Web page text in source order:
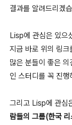
결과를 알려드리겠
Lisp에 관심은 있으
지금 바로 위의 링
많은 분들이 좋은
인 스터디를 꼭 진
그리고 Lisp에 관심
람들의 그룹(한국